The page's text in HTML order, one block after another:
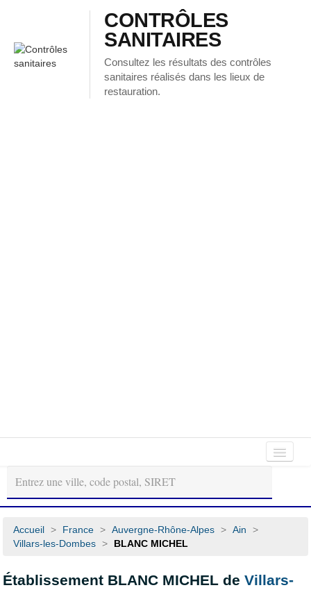
CONTRÔLES
SANITAIRES
Consultez les résultats des contrôles
sanitaires réalisés dans les lieux de
restauration.
Autour
de
moi
Régions
Accueil > France > Auvergne-Rhône-Alpes > Ain
>
Villars-les-Dombes > BLANC MICHEL
Établissement BLANC MICHEL deVillars-